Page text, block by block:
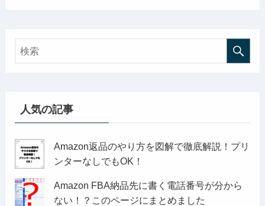
人気の記事
Amazon返品のやり方を図解で徹底解説！プリ
ンターなしでもOK！
Amazon FBA納品先に書く電話番号が分から
ない！？このページにまとめました